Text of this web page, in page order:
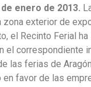
enero de 2013.
exterior de
el Recinto Ferial
correspondiente
las ferias de
favor de las